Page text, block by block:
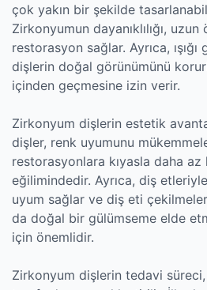
çok yakın bir şekilde
Zirkonyumun dayanıklılığı,
restorasyon sağlar. Ayrıca,
dişlerin doğal görünümünü
içinden geçmesine izin verir.
Zirkonyum dişlerin estetik
dişler, renk uyumunu
restorasyonlara kıyasla daha
eğilimindedir. Ayrıca, diş
uyum sağlar ve diş eti
da doğal bir gülümseme elde
için önemlidir.
Zirkonyum dişlerin tedavi